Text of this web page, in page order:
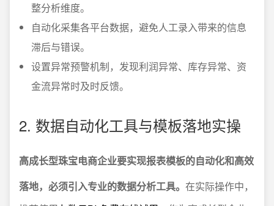
整分析维度。
自动化采集各平台数据，避免人工录入带来的信息
滞后与错误。
设置异常预警机制，发现利润异常、库存异常、资
金流异常时及时反馈。
2. 数据自动化工具与模板落地实操
高成长型珠宝电商企业要实现报表模板的自动化和高效
落地，必须引入专业的数据分析工具。 在实际操作中，